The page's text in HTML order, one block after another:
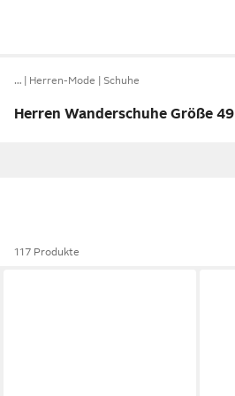
… Herren-Mode Schuhe
Herren Wanderschuhe Größe 49
117 Produkte